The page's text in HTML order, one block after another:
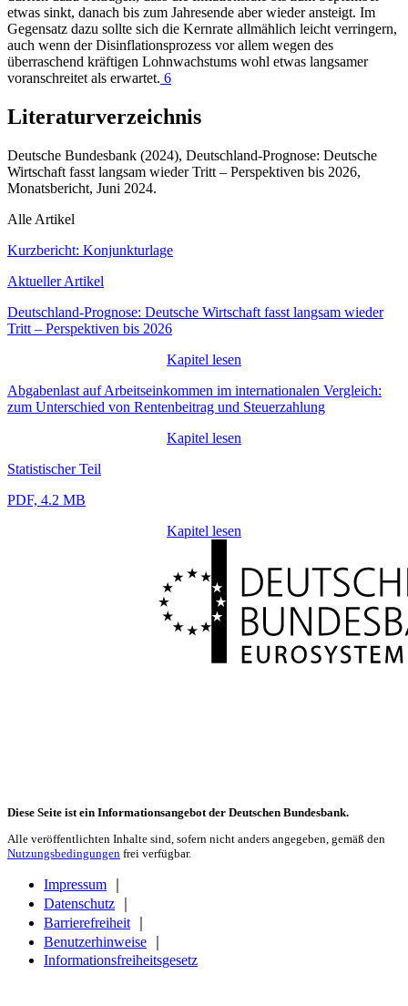
etwas sinkt, danach bis zum Jahresende aber wieder ansteigt. Im
Gegensatz dazu sollte sich die Kernrate allmählich leicht verringern,
auch wenn der Disinflationsprozess vor allem wegen des
überraschend kräftigen Lohnwachstums wohl etwas langsamer
voranschreitet als erwartet. 6
Literaturverzeichnis
Deutsche Bundesbank (2024), Deutschland-Prognose: Deutsche
Wirtschaft fasst langsam wieder Tritt ‒ Perspektiven bis 2026,
Monatsbericht, Juni 2024.
Alle Artikel
Kurzbericht: Konjunkturlage
Aktueller Artikel
Deutschland-Prognose: Deutsche Wirtschaft fasst langsam wieder
Tritt ‒ Perspektiven bis 2026
Kapitel lesen
Abgabenlast auf Arbeitseinkommen im internationalen Vergleich:
zum Unterschied von Rentenbeitrag und Steuerzahlung
Kapitel lesen
Statistischer Teil
PDF, 4.2 MB
Kapitel lesen
Diese Seite ist ein Informationsangebot der Deutschen Bundesbank.
Alle veröffentlichten Inhalte sind, sofern nicht anders angegeben, gemäß den
Nutzungsbedingungen frei verfügbar.
Impressum
Datenschutz
Barrierefreiheit｜
Benutzerhinweise
Informationsfreiheitsgesetz